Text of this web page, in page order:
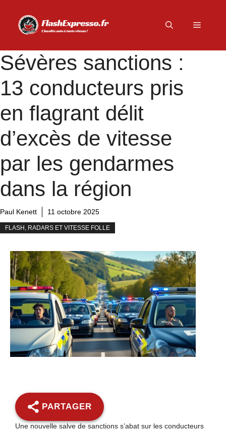
contenu
Menu
Sévères sanctions :
13 conducteurs pris
en flagrant délit
d’excès de vitesse
par les gendarmes
dans la région
Paul Kenett 11 octobre 2025
FLASH, RADARS ET VITESSE FOLLE
PARTAGER
Une nouvelle salve de sanctions s’abat sur les conducteurs